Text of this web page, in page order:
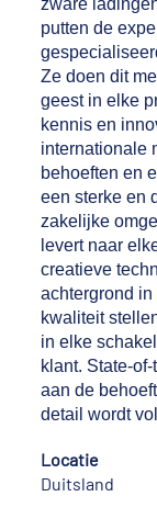
putten de
Ze doen dit
geest in elke
kennis en
internationale
behoeften en
een sterke en
zakelijke
levert naar
creatieve
achtergrond
kwaliteit
in elke
klant. State-
aan de
detail wordt
Locatie
Duitsland